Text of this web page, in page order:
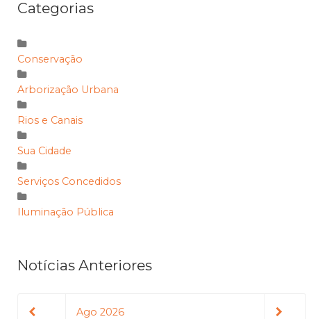
Categorias
Conservação
Arborização Urbana
Rios e Canais
Sua Cidade
Serviços Concedidos
Iluminação Pública
Notícias Anteriores
Ago 2026